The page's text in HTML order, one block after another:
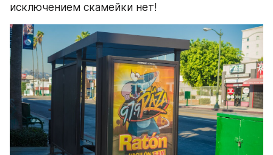
исключением скамейки нет!